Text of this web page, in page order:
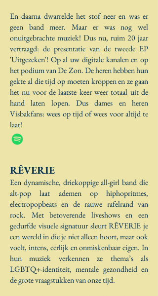
En daarna dwarrelde het stof neer en was er
geen band meer. Maar er was nog wel
onuitgebrachte muziek! Dus nu, ruim 20 jaar
vertraagd: de presentatie van de tweede EP
'Uitgezeken'! Op al uw digitale kanalen en op
het podium van De Zon. De heren hebben hun
gekte al die tijd op moeten kroppen en ze gaan
het nu voor de laatste keer weer totaal uit de
hand laten lopen. Dus dames en heren
Visbakfans: wees op tijd of wees voor altijd te
laat!
RÊVERIE
Een dynamische, driekoppige all-girl band die
alt-pop laat ademen op hiphopritmes,
electropopbeats en de rauwe rafelrand van
rock. Met betoverende liveshows en een
gedurfde visuele signatuur sleurt RÊVERIE je
een wereld in die je niet alleen hoort, maar ook
voelt, intens, eerlijk en onmiskenbaar eigen. In
hun muziek verkennen ze thema’s als
LGBTQ+-identiteit, mentale gezondheid en
de grote vraagstukken van onze tijd.